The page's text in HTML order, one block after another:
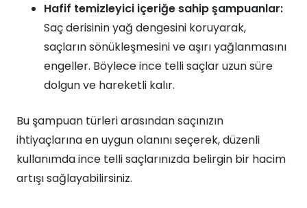
Hafif temizleyici içeriğe sahip şampuanlar:
Saç derisinin yağ dengesini koruyarak,
saçların sönükleşmesini ve aşırı yağlanmasını
engeller. Böylece ince telli saçlar uzun süre
dolgun ve hareketli kalır.
Bu şampuan türleri arasından saçınızın
ihtiyaçlarına en uygun olanını seçerek, düzenli
kullanımda ince telli saçlarınızda belirgin bir hacim
artışı sağlayabilirsiniz.